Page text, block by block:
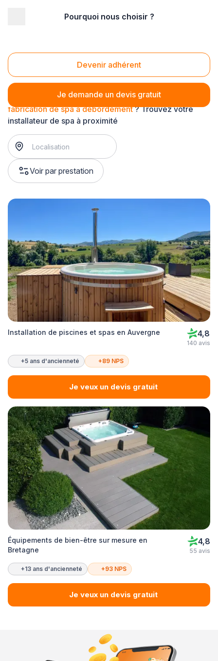
Pourquoi nous choisir ?
Devenir adhérent
Je demande un devis gratuit
Fabrication de spa à débordement
fabrication de spa à débordement? Trouvez votre
installateur de spa à proximité
Voir par prestation
Installation de piscines et spas en Auvergne 4,8
140 avis
+5 ans d'ancienneté +89 NPS
Je veux un devis gratuit
Équipements de bien-être sur mesure en
Bretagne
4,8
55 avis
+13 ans d'ancienneté +93 NPS
Je veux un devis gratuit